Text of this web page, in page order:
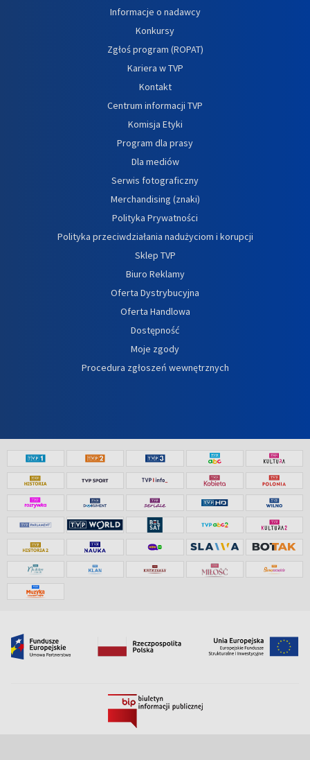
Informacje o nadawcy
Konkursy
Zgłoś program (ROPAT)
Kariera w TVP
Kontakt
Centrum informacji TVP
Komisja Etyki
Program dla prasy
Dla mediów
Serwis fotograficzny
Merchandising (znaki)
Polityka Prywatności
Polityka przeciwdziałania nadużyciom i korupcji
Sklep TVP
Biuro Reklamy
Oferta Dystrybucyjna
Oferta Handlowa
Dostępność
Moje zgody
Procedura zgłoszeń wewnętrznych